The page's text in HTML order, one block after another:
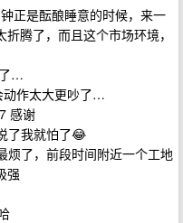
正是酝酿睡意的时候，来一
腾了，而且这个市场环境，
…
动作太大更吵了…
感谢
了我就怕了😂
烦了，前段时间附近一个工地
强